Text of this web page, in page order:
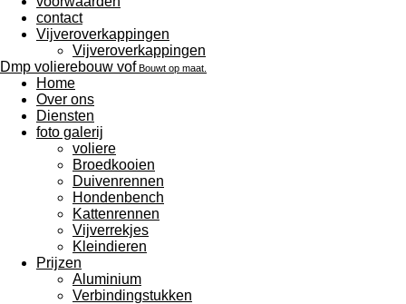
contact
Vijveroverkappingen
Vijveroverkappingen
Dmp volierebouw vofBouwt op maat.
Home
Over ons
Diensten
foto galerij
voliere
Broedkooien
Duivenrennen
Hondenbench
Kattenrennen
Vijverrekjes
Kleindieren
Prijzen
Aluminium
Verbindingstukken